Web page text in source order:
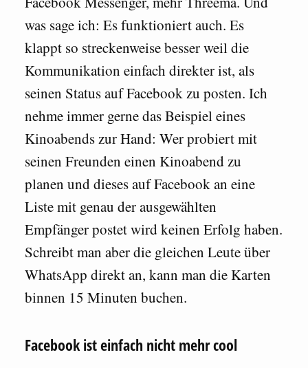
was sage ich: Es funktioniert auch. Es
klappt so streckenweise besser weil die
Kommunikation einfach direkter ist, als
seinen Status auf Facebook zu posten. Ich
nehme immer gerne das Beispiel eines
Kinoabends zur Hand: Wer probiert mit
seinen Freunden einen Kinoabend zu
planen und dieses auf Facebook an eine
Liste mit genau der ausgewählten
Empfänger postet wird keinen Erfolg haben.
Schreibt man aber die gleichen Leute über
WhatsApp direkt an, kann man die Karten
binnen 15 Minuten buchen.
Facebook ist einfach nicht mehr cool